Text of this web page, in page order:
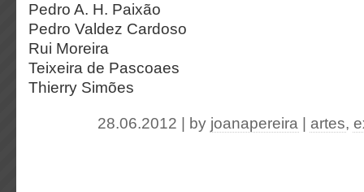
Pedro A. H. Paixão
Pedro Valdez Cardoso
Rui Moreira
Teixeira de Pascoaes
Thierry Simões
28.06.2012 | by joanapereira artes,